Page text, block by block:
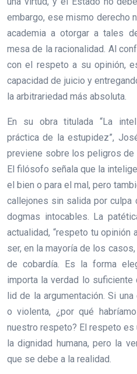
embargo, ese mismo derecho
academia a otorgar a tales
mesa de la racionalidad. Al
con el respeto a su opinión,
capacidad de juicio y
la arbitrariedad más absoluta.
En su obra titulada “La
práctica de la estupidez”,
previene sobre los peligros de
El filósofo señala que la
el bien o para el mal, pero
callejones sin salida por culpa
dogmas intocables. La
actualidad, “respeto tu opinión
ser, en la mayoría de los
de cobardía. Es la forma
importa la verdad lo suficiente
lid de la argumentación. Si
o violenta, ¿por qué
nuestro respeto? El respeto
la dignidad humana, pero la
que se debe a la realidad.